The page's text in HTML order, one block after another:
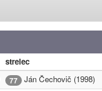
strelec
77 Ján Čechovič (1998)